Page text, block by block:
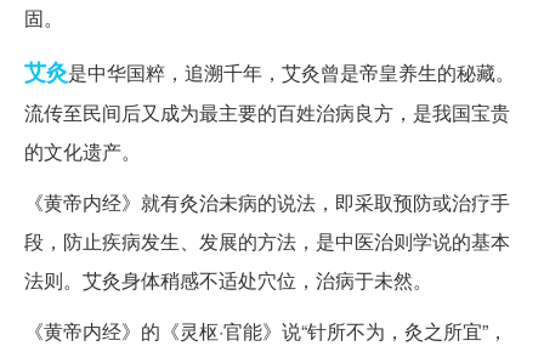
固。
艾灸是中华国粹，追溯千年，艾灸曾是帝皇养生的秘藏。
流传至民间后又成为最主要的百姓治病良方，是我国宝贵
的文化遗产。
《黄帝内经》就有灸治未病的说法，即采取预防或治疗手
段，防止疾病发生、发展的方法，是中医治则学说的基本
法则。艾灸身体稍感不适处穴位，治病于未然。
《黄帝内经》的《灵枢·官能》说“针所不为，灸之所宜”，